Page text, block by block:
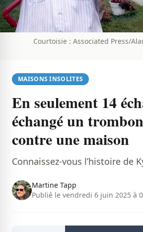
Courtoisie : Associated Press/
MAISONS INSOLITES
En seulement 14
échangé un
contre une maison
Connaissez-vous l’histoire de
Martine Tapp
Publié le vendredi 6 juin 2025 à